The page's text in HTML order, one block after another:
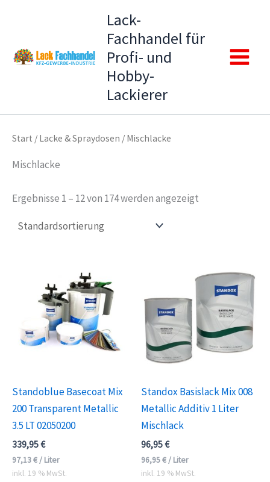
Lack-
Fachhandel für
Profi- und
Hobby-
Lackierer
Main
Start / Lacke & Spraydosen / Mischlacke
Mischlacke
Ergebnisse 1 – 12 von 174 werden angezeigt
Standoblue Basecoat Mix
200 Transparent Metallic
3.5 LT 02050200
339,95€
97,13€ / Liter
inkl. 19 % MwSt.
Standox Basislack Mix 008
Metallic Additiv 1 Liter
Mischlack
96,95€
96,95€ / Liter
inkl. 19 % MwSt.